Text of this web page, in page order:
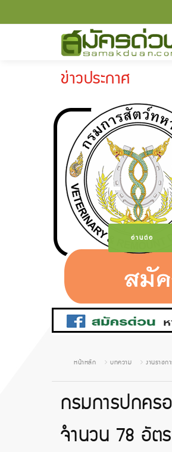
ข่าวประกาศ ก
-
อ่านต่อ
หน้าหลัก บทความ งานราชก
กรมการปกคร
จำนวน 78 อัต